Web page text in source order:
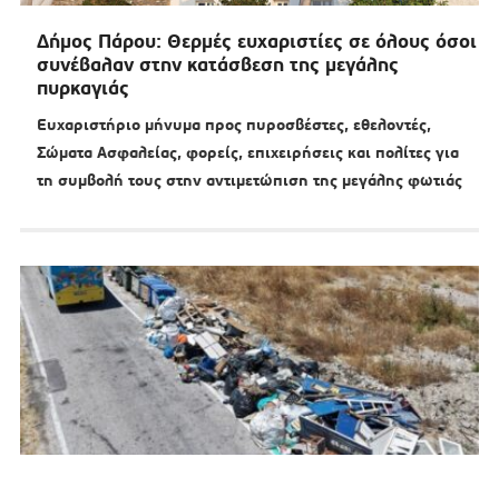
Δήμος Πάρου: Θερμές ευχαριστίες σε όλους όσοι
συνέβαλαν στην κατάσβεση της μεγάλης
πυρκαγιάς
Ευχαριστήριο μήνυμα προς πυροσβέστες, εθελοντές,
Σώματα Ασφαλείας, φορείς, επιχειρήσεις και πολίτες για
τη συμβολή τους στην αντιμετώπιση της μεγάλης φωτιάς